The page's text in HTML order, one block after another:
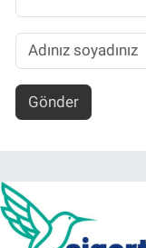
Gönder